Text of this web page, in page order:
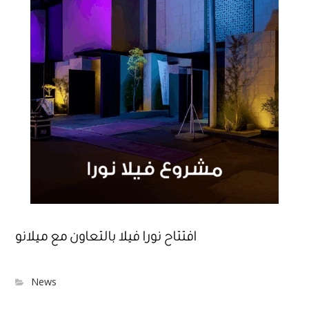
افتتاح نورا فيلا بالتعاون مع ميلانو
News